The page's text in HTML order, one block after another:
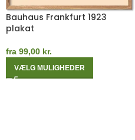
Bauhaus Frankfurt 1923
plakat
fra 99,00 kr.
VÆLG MULIGHEDER